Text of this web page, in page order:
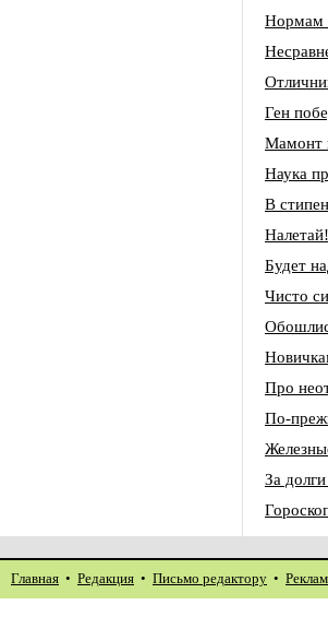
Нормам
Ген
Мамонт
Наука
В
Налетай!
Будет
Чисто
Про
По-
За
Главная • Редакция • Письмо редактору •